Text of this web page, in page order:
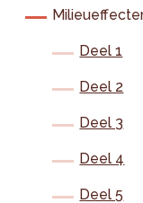
Deel 1
Deel 2
Deel 3
Deel 4
Deel 5